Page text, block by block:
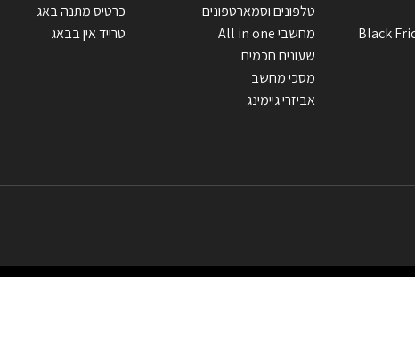
טלפונים וסמארטפונים
מחשבי All in one
שעונים חכמים
מסכי מחשב
אביזרי גיימינג
כרטיס מתנה באג
טרייד אין בבאג